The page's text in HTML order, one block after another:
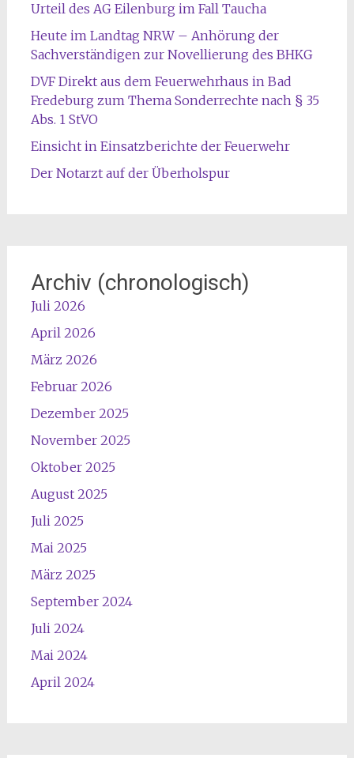
Urteil des AG Eilenburg im Fall Taucha
Heute im Landtag NRW – Anhörung der
Sachverständigen zur Novellierung des BHKG
DVF Direkt aus dem Feuerwehrhaus in Bad
Fredeburg zum Thema Sonderrechte nach § 35
Abs. 1 StVO
Einsicht in Einsatzberichte der Feuerwehr
Der Notarzt auf der Überholspur
Archiv (chronologisch)
Juli 2026
April 2026
März 2026
Februar 2026
Dezember 2025
November 2025
Oktober 2025
August 2025
Juli 2025
Mai 2025
März 2025
September 2024
Juli 2024
Mai 2024
April 2024